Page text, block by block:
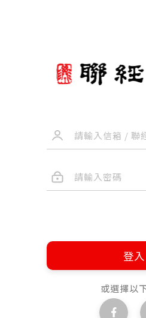
登入
或選擇以